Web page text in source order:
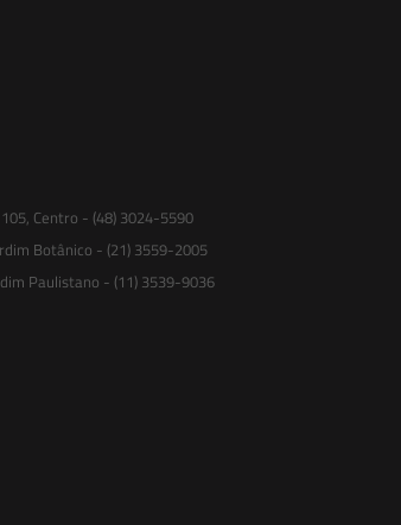
Centro - (48) 3024-5590
Botânico - (21) 3559-2005
Paulistano - (11) 3539-9036